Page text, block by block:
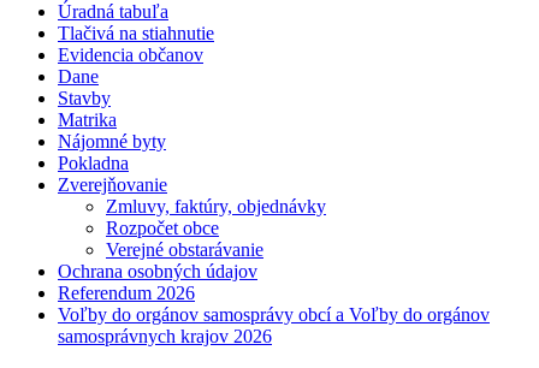
Úradná tabuľa
Tlačivá na stiahnutie
Evidencia občanov
Dane
Stavby
Matrika
Nájomné byty
Pokladna
Zverejňovanie
Zmluvy, faktúry, objednávky
Rozpočet obce
Verejné obstarávanie
Ochrana osobných údajov
Referendum 2026
Voľby do orgánov samosprávy obcí a Voľby do orgánov
samosprávnych krajov 2026